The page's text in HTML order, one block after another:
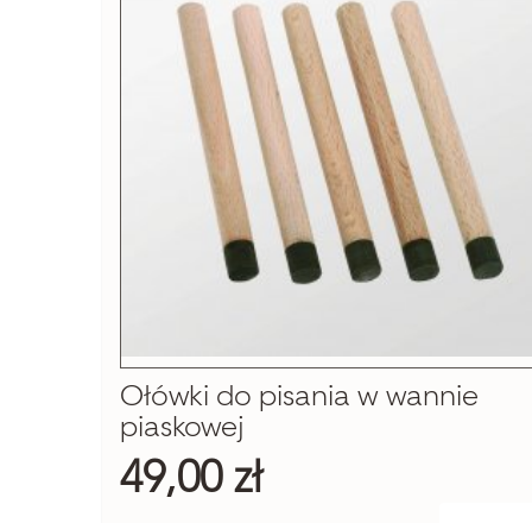
Ołówki do pisania w wannie
piaskowej
49,00 zł